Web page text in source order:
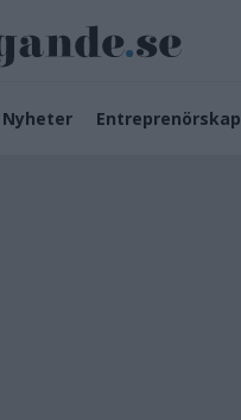
Nyheter Entreprenörskap